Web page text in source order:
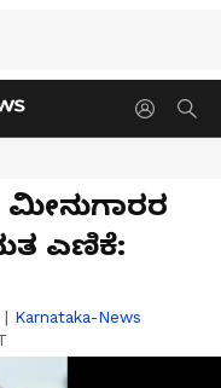
ಎಣಿಕೆ:
| Karnataka-News